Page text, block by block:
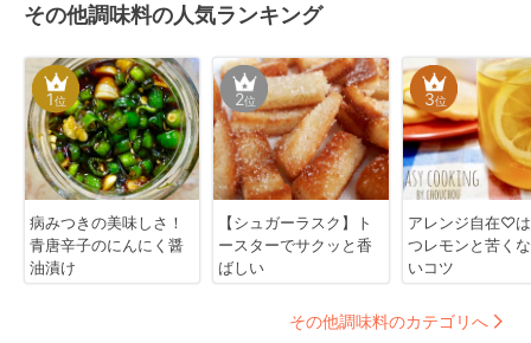
その他調味料の人気ランキング
1位
病みつきの美味しさ！
青唐辛子のにんにく醤
油漬け
2位
【シュガーラスク】ト
ースターでサクッと香
ばしい
3位
アレンジ自在♡
つレモンと苦く
いコツ
その他調味料のカテゴリへ